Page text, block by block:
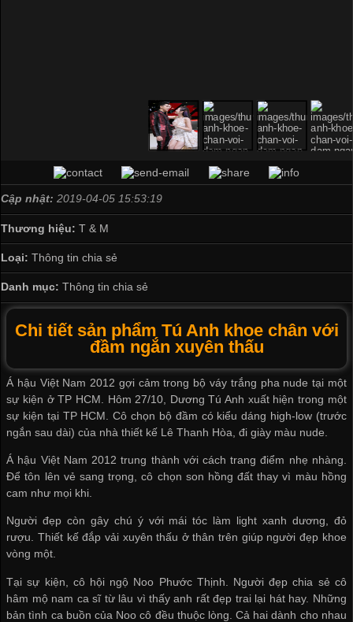
Cập nhật: 2019-04-05 15:53:19
Thương hiệu: T & M
Loại: Thông tin chia sẻ
Danh mục: Thông tin chia sẻ
Chi tiết sản phẩm Tú Anh khoe chân với
đầm ngắn xuyên thấu
Á hậu Việt Nam 2012 gợi cảm trong bộ váy trắng pha nude tại một
sự kiện ở TP HCM. Hôm 27/10, Dương Tú Anh xuất hiện trong một
sự kiện tại TP HCM. Cô chọn bộ đầm có kiểu dáng high-low (trước
ngắn sau dài) của nhà thiết kế Lê Thanh Hòa, đi giày màu nude.
Á hậu Việt Nam 2012 trung thành với cách trang điểm nhẹ nhàng.
Để tôn lên vẻ sang trọng, cô chọn son hồng đất thay vì màu hồng
cam như mọi khi.
Người đẹp còn gây chú ý với mái tóc làm light xanh dương, đỏ
rượu. Thiết kế đắp vải xuyên thấu ở thân trên giúp người đẹp khoe
vòng một.
Tại sự kiện, cô hội ngộ Noo Phước Thịnh. Người đẹp chia sẻ cô
hâm mộ nam ca sĩ từ lâu vì thấy anh rất đẹp trai lại hát hay. Những
bản tình ca buồn của Noo cô đều thuộc lòng. Cả hai dành cho nhau